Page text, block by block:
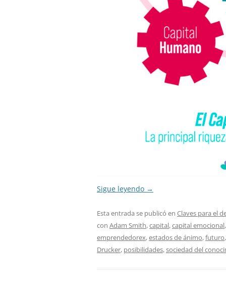
Sigue leyendo →
Esta entrada se publicó en Claves para el
con Adam Smith,capital,capital emocional,
emprendedorex,estados de ánimo,futuro,
Drucker, posibilidades,sociedad del